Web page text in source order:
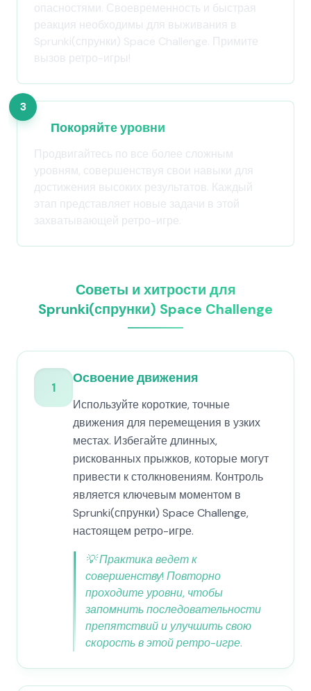
опасностями. Своевременность и быстрая
реакция необходимы для выживания в
Sprunki(спрунки) Space Challenge. Примите
вызов ретро-игры!
3
Покоряйте уровни
Продвигайтесь по все более сложным
уровням, совершенствуя свои навыки для
достижения высоких результатов. Каждый
этап представляет новые задачи в этой
захватывающей ретро-игре.
Советы и хитрости для
Sprunki(спрунки) Space Challenge
1
Освоение движения
Используйте короткие, точные
движения для перемещения в узких
местах. Избегайте длинных,
рискованных прыжков, которые могут
привести к столкновениям. Контроль
является ключевым моментом в
Sprunki(спрунки) Space Challenge,
настоящем ретро-игре.
💡Практика ведет к
совершенству! Повторно
проходите уровни, чтобы
запомнить последовательности
препятствий и улучшить свою
скорость в этой ретро-игре.